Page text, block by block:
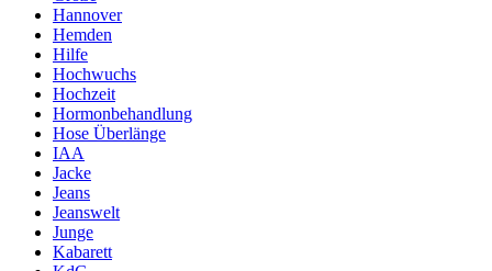
Hannover
Hemden
Hilfe
Hochwuchs
Hochzeit
Hormonbehandlung
Hose Überlänge
IAA
Jacke
Jeans
Jeanswelt
Junge
Kabarett